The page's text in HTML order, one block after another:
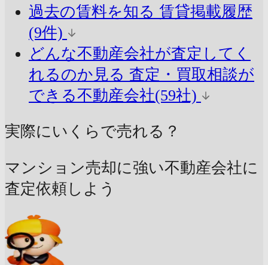
過去の賃料を知る 賃貸掲載履歴
(9件)
どんな不動産会社が査定してく
れるのか見る 査定・買取相談が
できる不動産会社(59社)
実際にいくらで売れる？
マンション売却に強い不動産会社に
査定依頼しよう